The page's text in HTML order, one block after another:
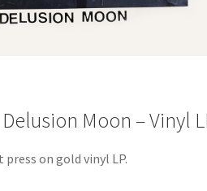
Delusion Moon – Vinyl
press on gold vinyl LP.